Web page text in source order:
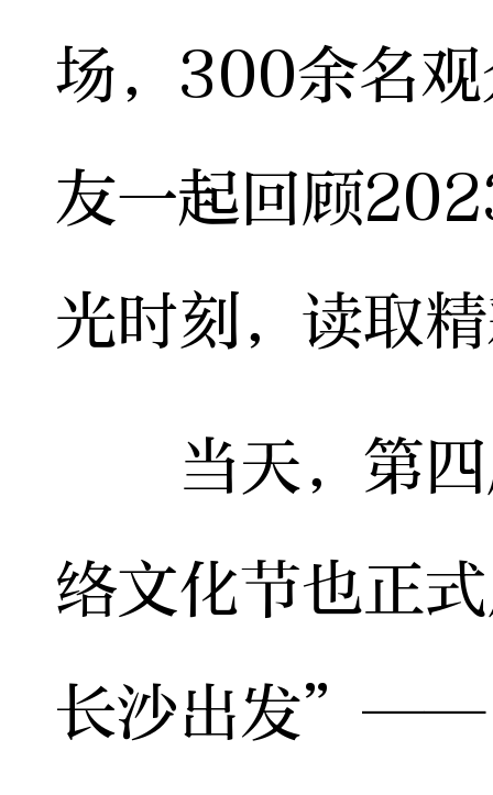
场，300余名
友一起回顾
光时刻，读取
当天，第四
络文化节也正
长沙出发